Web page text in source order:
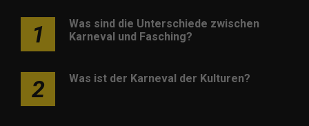
1
Was sind die Unterschiede zwischen
Karneval und Fasching?
2 Was ist der Karneval der Kulturen?